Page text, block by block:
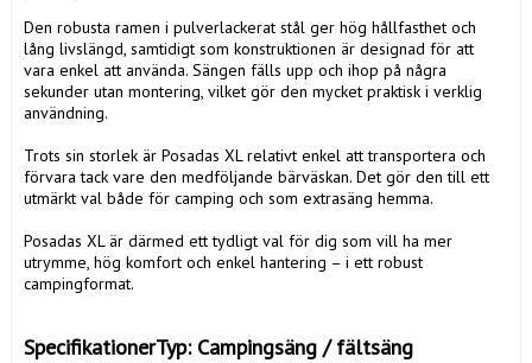
Den robusta ramen i pulverlackerat stål ger hög hållfasthet och
lång livslängd, samtidigt som konstruktionen är designad för att
vara enkel att använda. Sängen fälls upp och ihop på några
sekunder utan montering, vilket gör den mycket praktisk i verklig
användning.
Trots sin storlek är Posadas XL relativt enkel att transportera och
förvara tack vare den medföljande bärväskan. Det gör den till ett
utmärkt val både för camping och som extrasäng hemma.
Posadas XL är därmed ett tydligt val för dig som vill ha mer
utrymme, hög komfort och enkel hantering – i ett robust
campingformat.
SpecifikationerTyp: Campingsäng / fältsäng